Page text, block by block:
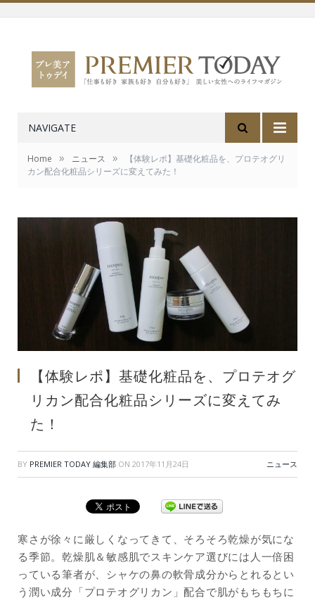
NAVIGATE
Home » ニュース »
【体験レポ】基礎化粧品を、プロテオグリ
カン配合化粧品シリーズに変えてみた！
【体験レポ】基礎化粧品を、プロテオグ
リカン配合化粧品シリーズに変えてみ
た！
BY PREMIER TODAY 編集部 ON 2017年11月24日 ニュース
寒さが徐々に厳しくなってきて、そろそろ乾燥が気にな
る季節。乾燥肌＆敏感肌でスキンケア選びには人一倍困
っている筆者が、シャケの鼻の軟骨成分からとれるとい
う潤い成分「プロテオグリカン」配合で肌がもちもちに